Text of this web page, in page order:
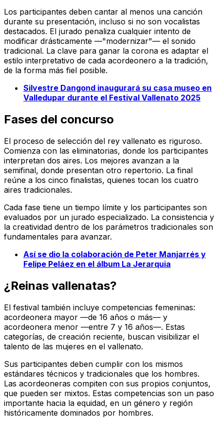
Los participantes deben cantar al menos una canción
durante su presentación, incluso si no son vocalistas
destacados. El jurado penaliza cualquier intento de
modificar drásticamente —"modernizar"— el sonido
tradicional. La clave para ganar la corona es adaptar el
estilo interpretativo de cada acordeonero a la tradición,
de la forma más fiel posible.
Silvestre Dangond inaugurará su casa museo en
Valledupar durante el Festival Vallenato 2025
Fases del concurso
El proceso de selección del rey vallenato es riguroso.
Comienza con las eliminatorias, donde los participantes
interpretan dos aires. Los mejores avanzan a la
semifinal, donde presentan otro repertorio. La final
reúne a los cinco finalistas, quienes tocan los cuatro
aires tradicionales.
Cada fase tiene un tiempo límite y los participantes son
evaluados por un jurado especializado. La consistencia y
la creatividad dentro de los parámetros tradicionales son
fundamentales para avanzar.
Así se dio la colaboración de Peter Manjarrés y
Felipe Peláez en el álbum La Jerarquia
¿Reinas vallenatas?
El festival también incluye competencias femeninas:
acordeonera mayor —de 16 años o más— y
acordeonera menor —entre 7 y 16 años—. Estas
categorías, de creación reciente, buscan visibilizar el
talento de las mujeres en el vallenato.
Sus participantes deben cumplir con los mismos
estándares técnicos y tradicionales que los hombres.
Las acordeoneras compiten con sus propios conjuntos,
que pueden ser mixtos. Estas competencias son un paso
importante hacia la equidad, en un género y región
históricamente dominados por hombres.